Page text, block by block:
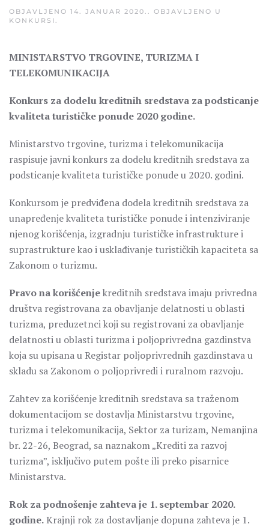
OBJAVLJENO 14. JANUAR 2020. . OBJAVLJENO U
KONKURSI .
MINISTARSTVO TRGOVINE, TURIZMA I
TELEKOMUNIKACIJA
Konkurs za dodelu kreditnih sredstava za podsticanje
kvaliteta turističke ponude 2020 godine.
Ministarstvo trgovine, turizma i telekomunikacija
raspisuje javni konkurs za dodelu kreditnih sredstava za
podsticanje kvaliteta turističke ponude u 2020. godini.
Konkursom je predviđena dodela kreditnih sredstava za
unapređenje kvaliteta turističke ponude i intenziviranje
njenog korišćenja, izgradnju turističke infrastrukture i
suprastrukture kao i usklađivanje turističkih kapaciteta sa
Zakonom o turizmu.
Pravo na korišćenjekreditnih sredstava imaju privredna
društva registrovana za obavljanje delatnosti u oblasti
turizma, preduzetnci koji su registrovani za obavljanje
delatnosti u oblasti turizma i poljoprivredna gazdinstva
koja su upisana u Registar poljoprivrednih gazdinstava u
skladu sa Zakonom o poljoprivredi i ruralnom razvoju.
Zahtev za korišćenje kreditnih sredstava sa traženom
dokumentacijom se dostavlja Ministarstvu trgovine,
turizma i telekomunikacija, Sektor za turizam, Nemanjina
br. 22-26, Beograd, sa naznakom „Krediti za razvoj
turizma”, isključivo putem pošte ili preko pisarnice
Ministarstva.
Rok za podnošenje zahteva je 1. septembar 2020.
godine.Krajnji rok za dostavljanje dopuna zahteva je 1.